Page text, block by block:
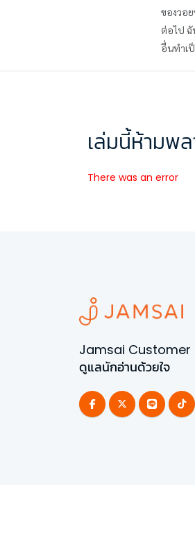
ของวอ
ต่อไป ฉั
อื่นทำเ
เล่มนี้ห้ามพ
There was an error
Jamsai Customer
ดูแลนักอ่านด้วยใจ